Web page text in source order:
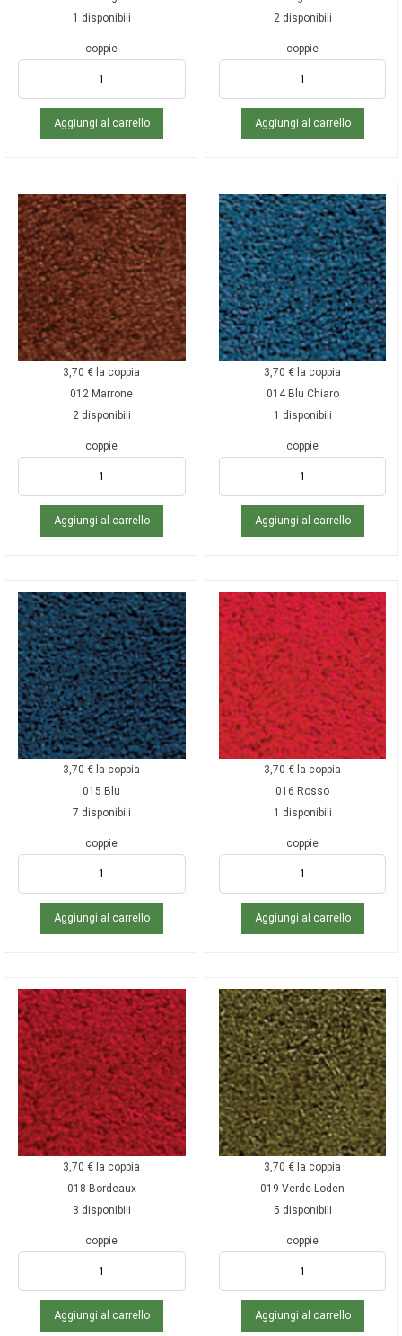
1 disponibili
coppie
Aggiungi al carrello
2 disponibili
coppie
Aggiungi al carrello
3,70€ la coppia
012 Marrone
2 disponibili
coppie
Aggiungi al carrello
3,70€ la coppia
014 Blu Chiaro
1 disponibili
coppie
Aggiungi al carrello
3,70€ la coppia
015 Blu
7 disponibili
coppie
Aggiungi al carrello
3,70€ la coppia
016 Rosso
1 disponibili
coppie
Aggiungi al carrello
3,70€ la coppia
018 Bordeaux
3 disponibili
coppie
Aggiungi al carrello
3,70€ la coppia
019 Verde Loden
5 disponibili
coppie
Aggiungi al carrello